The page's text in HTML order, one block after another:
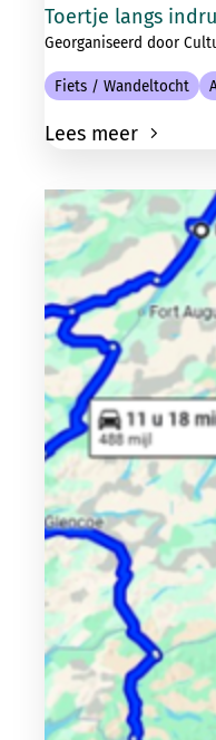
Toertje langs
Georganiseerd door
Fiets / Wandeltocht
Lees meer